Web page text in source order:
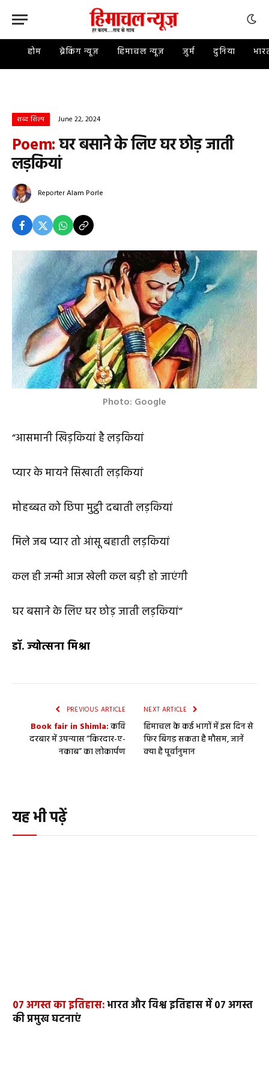
होम ब्रेकिंग न्यूज़ हिमाचल न्यूज़ जुर्म दुनिया
शब्द शिल्प June 22, 2024
Poem:घर बसाने के लिए घर छोड़ जाती
लड़कियां
ReporterAlam Porle
Photo: Google
“आसमानी खिड़कियां है लड़कियां
प्यार के मायने सिखाती लड़कियां
मोहब्बत को छिपा मुट्ठी दबाती लड़कियां
मिले जब प्यार तो आंसू बहाती लड़कियां
कल ही जन्मी आज खेली कल बड़ी हो जाएंगी
घर बसाने के लिए घर छोड़ जाती लड़कियां”
डॉ. ज्योत्सना मिश्रा
PREVIOUS ARTICLE
Book fair in Shimla:कवि
दरबार में उपन्यास “किरदार-ए-
नकाब” का लोकार्पण
NEXT ARTICLE
हिमाचल के कई भागों में इस दिन से
फिर बिगड़ सकता है मौसम, जानें
क्या है पूर्वानुमान
यह भी पढ़ें
07 अगस्त का इतिहास:भारत और विश्व इतिहास में 07 अगस्त
की प्रमुख घटनाएं